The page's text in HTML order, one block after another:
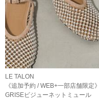
LE TALON
《追加予約 / WEB+一部店舗限定》
GRISEビジューネットミュール